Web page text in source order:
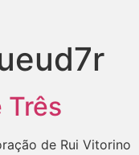
Três
de Rui Vitorino